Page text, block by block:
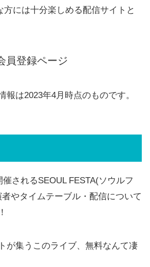
方には十分楽しめる配信サイトと
員登録ページ
は2023年4月時点のものです。
されるSEOUL FESTA(ソウルフ
者やタイムテーブル・配信について
が集うこのライブ、無料なんて凄